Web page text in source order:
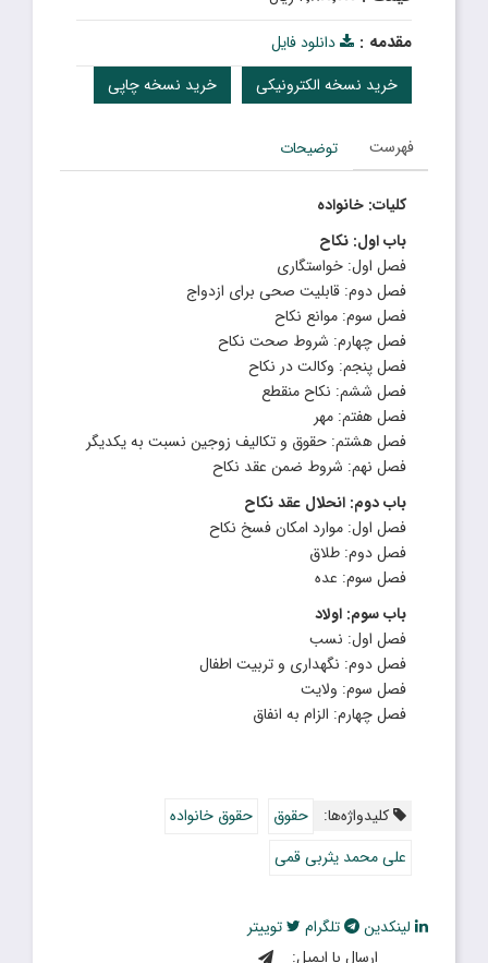
مقدمه :
دانلود فایل
خرید نسخه چاپی
خرید نسخه الکترونیکی
فهرست توضیحات
کلیات: خانواده
باب اول: نکاح
فصل اول: خواستگاری
فصل دوم: قابلیت صحی برای ازدواج
فصل سوم: موانع نکاح
فصل چهارم: شروط صحت نکاح
فصل پنجم: وکالت در نکاح
فصل ششم: نکاح منقطع
فصل هفتم: مهر
فصل هشتم: حقوق و تکالیف زوجین نسبت به یکدیگر
فصل نهم: شروط ضمن عقد نکاح
باب دوم: انحلال عقد نکاح
فصل اول: موارد امکان فسخ نکاح
فصل دوم: طلاق
فصل سوم: عده
باب سوم: اولاد
فصل اول: نسب
فصل دوم: نگهداری و تربیت اطفال
فصل سوم: ولایت
فصل چهارم: الزام به انفاق
کلیدواژه‌ها: حقوق
حقوق خانواده
علی محمد یثربی قمی
لینکدین تلگرام
توییتر
ارسال با ایمیل: